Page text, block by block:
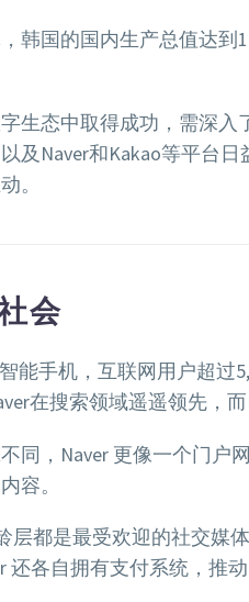
韩国的国内生产总值达
生态中取得成功，需深入
及Naver和Kakao等平台
。
会
能手机，互联网用户超
在搜索领域遥遥领先，
同，Naver 更像一个门
容。
层都是最受欢迎的社交
还各自拥有支付系统，推